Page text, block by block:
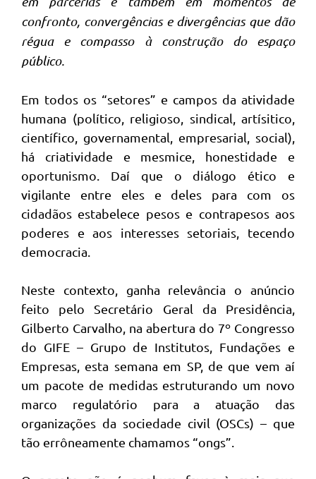
confronto, convergências e divergências que dão
régua e compasso à construção do espaço
público.
Em todos os “setores” e campos da atividade
humana (político, religioso, sindical, artísitico,
científico, governamental, empresarial, social),
há criatividade e mesmice, honestidade e
oportunismo. Daí que o diálogo ético e
vigilante entre eles e deles para com os
cidadãos estabelece pesos e contrapesos aos
poderes e aos interesses setoriais, tecendo
democracia.
Neste contexto, ganha relevância o anúncio
feito pelo Secretário Geral da Presidência,
Gilberto Carvalho, na abertura do 7º Congresso
do GIFE – Grupo de Institutos, Fundações e
Empresas, esta semana em SP, de que vem aí
um pacote de medidas estruturando um novo
marco regulatório para a atuação das
organizações da sociedade civil (OSCs) – que
tão errôneamente chamamos “ongs”.